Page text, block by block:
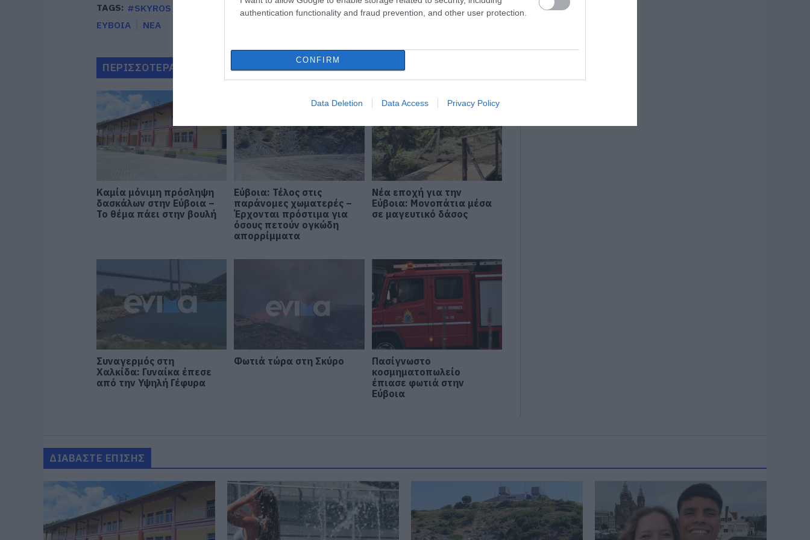
authentication functionality and fraud prevention, and other user protection.
CONFIRM
Data Deletion Data Access Privacy Policy
TAGS: #SKYROS # ΔΡΟΜΟΣ ΚΛΕΙΣΤΟΣ ΕΙΔΗΣΕΙΣ ΕΥΒΟΙΑ
ΕΡΓΑ ΔΕΔΔΗΕ
ΕΥΒΟΙΑ
ΝΕΑ
ΠΕΡΙΣΣΟΤΕΡΑ ΑΠΟ ΕΙΔΗΣΕΙΣ ΕΥΒΟΙΑ
Καμία μόνιμη πρόσληψη
δασκάλων στην Εύβοια –
Το θέμα πάει στην βουλή
Εύβοια: Τέλος στις
παράνομες χωματερές –
Έρχονται πρόστιμα για
όσους πετούν ογκώδη
απορρίμματα
Νέα εποχή για την
Εύβοια: Μονοπάτια μέσα
σε μαγευτικό δάσος
Συναγερμός στη
Χαλκίδα: Γυναίκα έπεσε
από την Υψηλή Γέφυρα
Φωτιά τώρα στη Σκύρο
Πασίγνωστο
κοσμηματοπωλείο
έπιασε φωτιά στην
Εύβοια
ΔΙΑΒΑΣΤΕ ΕΠΙΣΗΣ